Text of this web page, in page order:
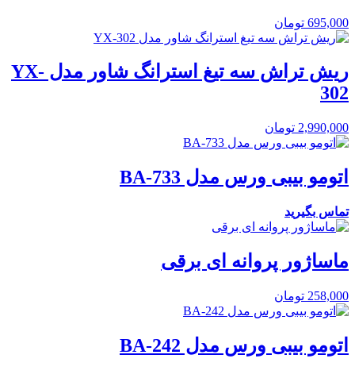
695,000 تومان
ریش تراش سه تیغ استرانگ شاور مدل YX-
302
2,990,000 تومان
اتومو بیبی ورس مدل BA-733
تماس بگیرید
ماساژور پروانه ای برقی
258,000 تومان
اتومو بیبی ورس مدل BA-242